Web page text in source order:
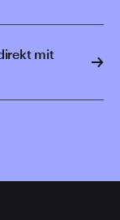
mit